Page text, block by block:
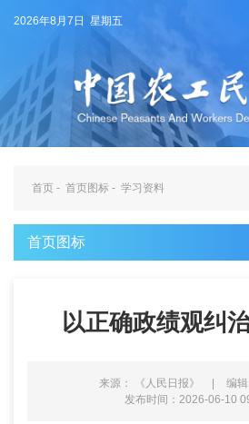
2026年8月7日 星期五
首页 - 首页图标 - 学习资料
首页图标
以正确政绩观纠
来源： 《人民日报》 | 编
发布时间：2026-06-10